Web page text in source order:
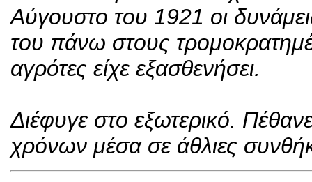
Αύγουστο του 1921 οι
του πάνω στους
αγρότες είχε εξασθενήσει.
Διέφυγε στο εξωτερικό.
χρόνων μέσα σε άθλιες